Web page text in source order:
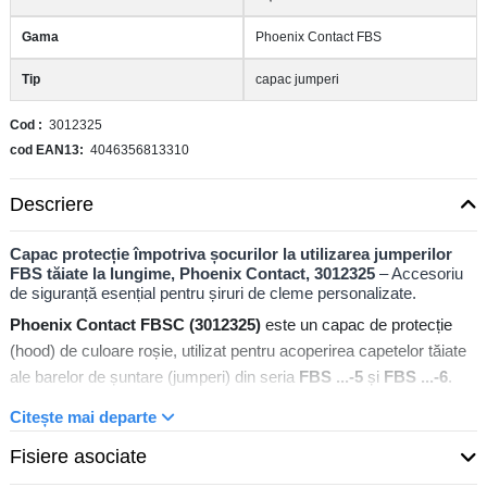
Gama Phoenix Contact FBS
Tip capac jumperi
Cod
3012325
cod EAN13
4046356813310
Descriere
Capac protecție împotriva șocurilor la utilizarea jumperilor
FBS tăiate la lungime, Phoenix Contact, 3012325 – Accesoriu
de siguranță esențial pentru șiruri de cleme personalizate.
Phoenix Contact FBSC (3012325) este un capac de protecție
(hood) de culoare roșie, utilizat pentru acoperirea capetelor tăiate
ale barelor de șuntare (jumperi) din seria FBS ...-5 și FBS ...-6.
distanțele de izolare necesare atunci când jumperii standard sunt
tăiați la dimensiunea dorită pentru configurarea blocurilor
terminale.
Citește mai departe
Fisiere asociate